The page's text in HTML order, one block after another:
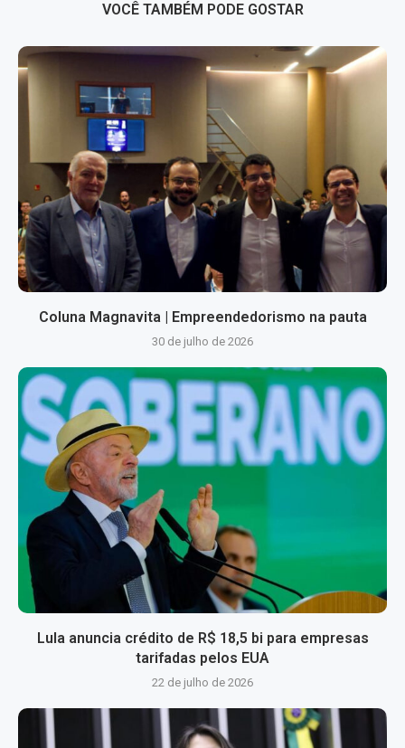
VOCÊ TAMBÉM PODE GOSTAR
Coluna Magnavita | Empreendedorismo na pauta
30 de julho de 2026
Lula anuncia crédito de R$ 18,5 bi para empresas
tarifadas pelos EUA
22 de julho de 2026